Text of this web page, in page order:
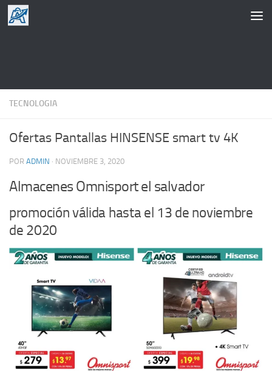
Saltar al contenido
TECNOLOGIA
Ofertas Pantallas HINSENSE smart tv 4K
POR ADMIN · NOVIEMBRE 3, 2020
Almacenes Omnisport el salvador
promoción válida hasta el 13 de noviembre
de 2020